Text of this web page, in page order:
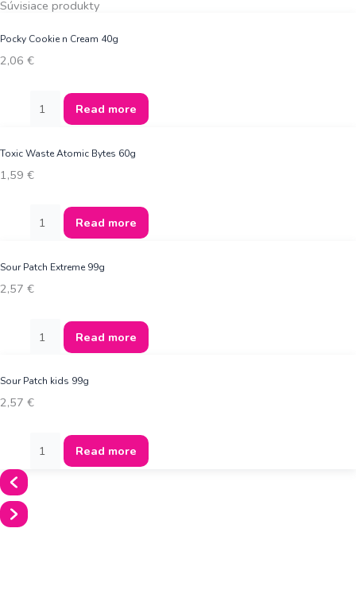
Súvisiace produkty
Pocky Cookie n Cream 40g
2,06 €
Read more
Toxic Waste Atomic Bytes 60g
1,59 €
Read more
Sour Patch Extreme 99g
2,57 €
Read more
Sour Patch kids 99g
2,57 €
Read more